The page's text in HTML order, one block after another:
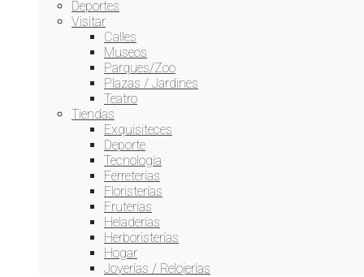
Deportes
Visitar
Calles
Museos
Parques/Zoo
Plazas / Jardines
Teatro
Tiendas
Exquisiteces
Deporte
Tecnología
Ferreterías
Floristerías
Fruterías
Heladerías
Herboristerías
Hogar
Joyerías / Relojerías